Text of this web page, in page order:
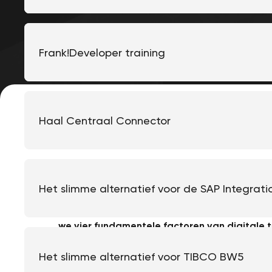
Overstappen naar Frank!
Haal Centraal Connector
Het slimme alternatief voor de SAP
Het slimme alternatief voor TIBCO BW5
Frank!Developer training
van een organisatie om zich aan te passen
we vier fundamentele factoren van digitale
Elimineer